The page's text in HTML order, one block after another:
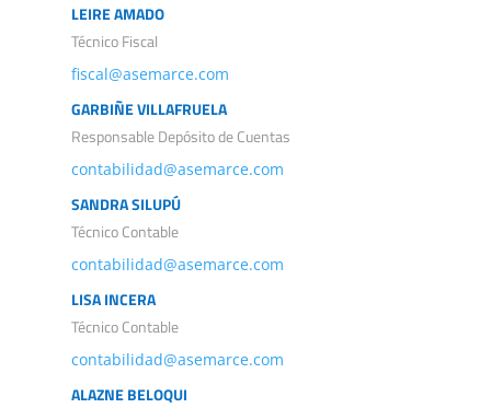
LEIRE AMADO
Técnico Fiscal
fiscal@asemarce.com
GARBIÑE VILLAFRUELA
Responsable Depósito de Cuentas
contabilidad@asemarce.com
SANDRA SILUPÚ
Técnico Contable
contabilidad@asemarce.com
LISA INCERA
Técnico Contable
contabilidad@asemarce.com
ALAZNE BELOQUI